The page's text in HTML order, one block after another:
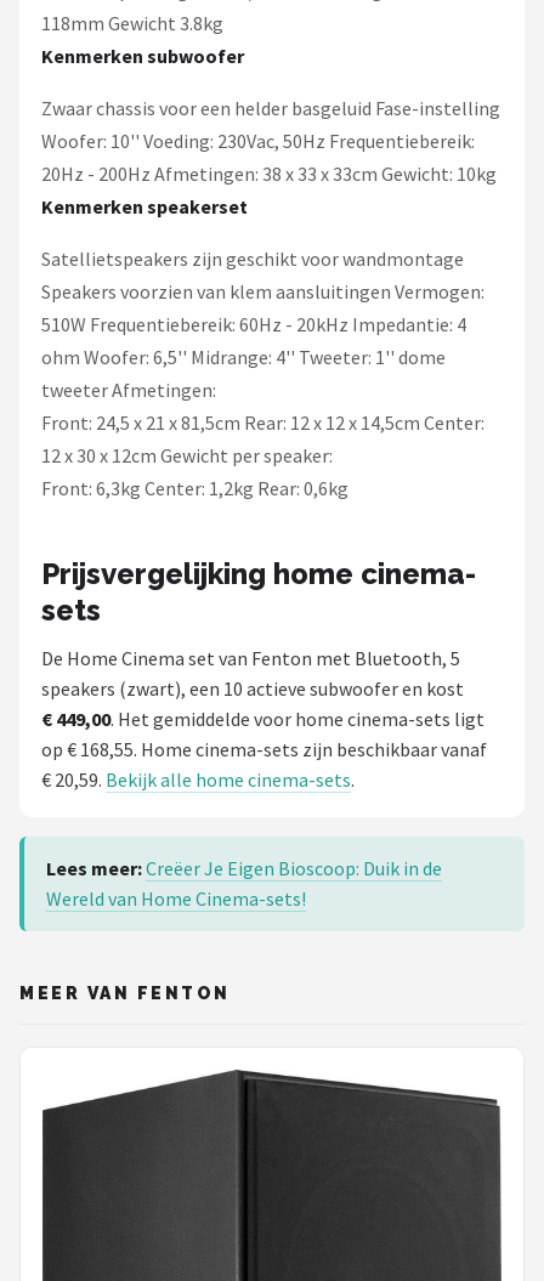
118mm Gewicht 3.8kg
Kenmerken subwoofer
Zwaar chassis voor een helder basgeluid Fase-instelling
Woofer: 10'' Voeding: 230Vac, 50Hz Frequentiebereik:
20Hz - 200Hz Afmetingen: 38 x 33 x 33cm Gewicht: 10kg
Kenmerken speakerset
Satellietspeakers zijn geschikt voor wandmontage
Speakers voorzien van klem aansluitingen Vermogen:
510W Frequentiebereik: 60Hz - 20kHz Impedantie: 4
ohm Woofer: 6,5'' Midrange: 4'' Tweeter: 1'' dome
tweeter Afmetingen:
Front: 24,5 x 21 x 81,5cm Rear: 12 x 12 x 14,5cm Center:
12 x 30 x 12cm Gewicht per speaker:
Front: 6,3kg Center: 1,2kg Rear: 0,6kg
Prijsvergelijking home cinema-
sets
De Home Cinema set van Fenton met Bluetooth, 5
speakers (zwart), een 10 actieve subwoofer en kost
€ 449,00. Het gemiddelde voor home cinema-sets ligt
op € 168,55. Home cinema-sets zijn beschikbaar vanaf
€ 20,59. Bekijk alle home cinema-sets.
Lees meer:Creëer Je Eigen Bioscoop: Duik in de
Wereld van Home Cinema-sets!
MEER VAN FENTON